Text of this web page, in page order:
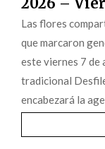
Las flores
que marcaron
este viernes 7 de
tradicional
encabezará la